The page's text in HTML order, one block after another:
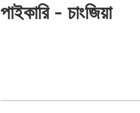
পাইকারি - চাংজিয়া